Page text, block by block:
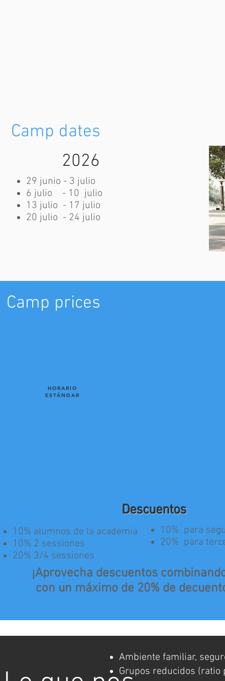
Camp dates
2026
29 junio - 3 julio
6 julio - 10 julio
13 julio - 17 julio
20 julio - 24 julio
Camp prices
HORARIO
ESTÁNDAR
10% para
20% para
Descuentos
10% alumnos de la academia
10% 2 sessiones
20% 3/4 sessiones
¡Aprovecha descuentos
con un máximo de 20% de
Ambiente familiar,
Grupos reducidos (ratio